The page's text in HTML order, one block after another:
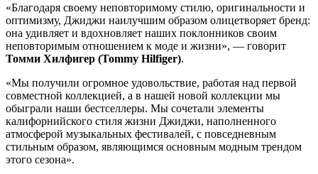
«Благодаря своему неповторимому стилю, оригинальности и
оптимизму, Джиджи наилучшим образом олицетворяет бренд:
она удивляет и вдохновляет наших поклонников своим
неповторимым отношением к моде и жизни», — говорит
Томми Хилфигер (Tommy Hilfiger).
«Мы получили огромное удовольствие, работая над первой
совместной коллекцией, а в нашей новой коллекции мы
обыграли наши бестселлеры. Мы сочетали элементы
калифорнийского стиля жизни Джиджи, наполненного
атмосферой музыкальных фестивалей, с повседневным
стильным образом, являющимся основным модным трендом
этого сезона».